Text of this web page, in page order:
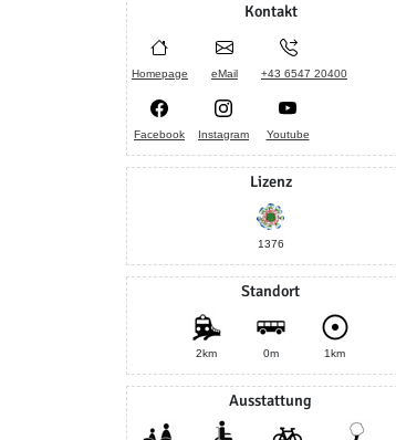
Kontakt
Homepage eMail +43 6547 20400
Facebook Instagram Youtube
Lizenz
1376
Standort
2km 0m 1km
Ausstattung